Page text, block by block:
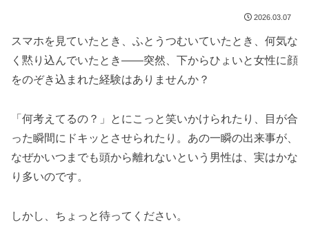
2026.03.07
スマホを見ていたとき、ふとうつむいていたとき、何気な
く黙り込んでいたとき――突然、下からひょいと女性に顔
をのぞき込まれた経験はありませんか？
「何考えてるの？」とにこっと笑いかけられたり、目が合
った瞬間にドキッとさせられたり。あの一瞬の出来事が、
なぜかいつまでも頭から離れないという男性は、実はかな
り多いのです。
しかし、ちょっと待ってください。